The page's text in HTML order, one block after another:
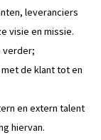
leveranciers
visie en missie.
verder;
de klant tot en
en extern talent
hiervan.